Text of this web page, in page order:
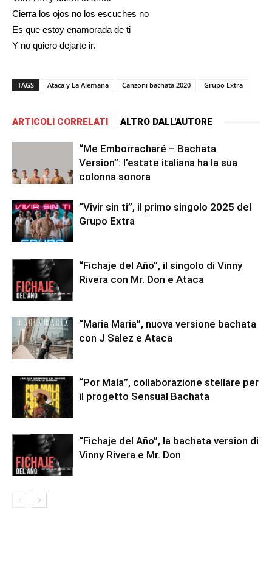
Cierra los ojos no los escuches no
Es que estoy enamorada de ti
Y no quiero dejarte ir.
TAGS Ataca y La Alemana Canzoni bachata 2020 Grupo Extra
ARTICOLI CORRELATI ALTRO DALL'AUTORE
“Me Emborracharé – Bachata
Version”: l’estate italiana ha la sua
colonna sonora
“Vivir sin ti”, il primo singolo 2025 del
Grupo Extra
“Fichaje del Año”, il singolo di Vinny
Rivera con Mr. Don e Ataca
“Maria Maria”, nuova versione bachata
con J Salez e Ataca
“Por Mala”, collaborazione stellare per
il progetto Sensual Bachata
“Fichaje del Año”, la bachata version di
Vinny Rivera e Mr. Don